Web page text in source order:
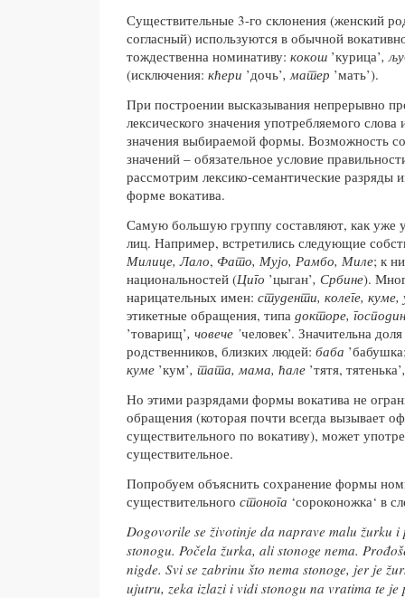
Существительные 3-го склонения (женский
согласный) используются в обычной
тождественна номинативу: кокош ’курица’,
(исключения: кћери ’дочь’, матер ’мать’).
При построении высказывания непрерывно
лексического значения употребляемого слова
значения выбираемой формы. Возможность
значений – обязательное условие
рассмотрим лексико-семантические разряды
форме вокатива.
Самую большую группу составляют, как уже
лиц. Например, встретились следующие
Милице, Лало, Фато, Мујо, Рамбо, Миле; к
национальностей (Циго ’цыган’, Србине).
нарицательных имен: студенти, колеге,
этикетные обращения, типа докторе,
’товарищ’, човече ’человек’. Значительна
родственников, близких людей: баба
куме ’кум’, тата, мама, ћале ’тятя, тятенька’
Но этими разрядами формы вокатива не
обращения (которая почти всегда вызывает
существительного по вокативу), может
существительное.
Попробуем объяснить сохранение формы
существительного стонога ‘сороконожка‘ в
Dogovorile se životinje da naprave malu žurku i
stonogu. Počela žurka, ali stonoge nema.
nigde. Svi se zabrinu što nema stonoge, jer je
ujutru, zeka izlazi i vidi stonogu na vratima te je